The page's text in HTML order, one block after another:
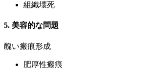
組織壊死
5. 美容的な問題
醜い瘢痕形成
肥厚性瘢痕